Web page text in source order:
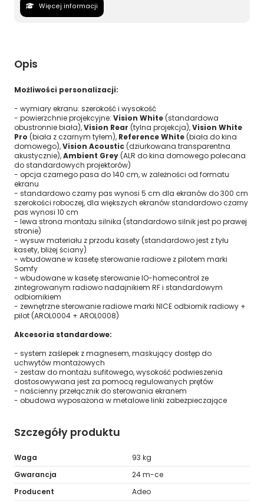
Więcej informacji
Opis
Możliwości personalizacji:
- wymiary ekranu: szerokość i wysokość
- powierzchnie projekcyjne: Vision White (standardowa
obustronnie biała),Vision Rear (tylna projekcja),Vision White
Pro (biała z czarnym tyłem), Reference White (biała do kina
domowego),Vision Acoustic (dziurkowana transparentna
akustycznie),Ambient Grey (ALR do kina domowego polecana
do standardowych projektorów)
- opcja czarnego pasa do 140 cm, w zależności od formatu
ekranu
- standardowo czarny pas wynosi 5 cm dla ekranów do 300 cm
szerokości roboczej, dla większych ekranów standardowo czarny
pas wynosi 10 cm
- lewa strona montażu silnika (standardowo silnik jest po prawej
stronie)
- wysuw materiału z przodu kasety (standardowo jest z tyłu
kasety, bliżej ściany)
- wbudowane w kasetę sterowanie radiowe z pilotem marki
Somfy
- wbudowane w kasetę sterowanie IO-homecontrol ze
zintegrowanym radiowo nadajnikiem RF i standardowym
odbiornikiem
- zewnętrzne sterowanie radiowe marki NICE odbiornik radiowy +
pilot (AROL0004 + AROL0008)
Akcesoria standardowe:
- system zaślepek z magnesem, maskujący dostęp do
uchwytów montażowych
- zestaw do montażu sufitowego, wysokość podwieszenia
dostosowywana jest za pomocą regulowanych prętów
- naścienny przełącznik do sterowania ekranem
- obudowa wyposażona w metalowe linki zabezpieczające
Szczegóły produktu
Waga
93 kg
Gwarancja
24 m-ce
Producent
Adeo